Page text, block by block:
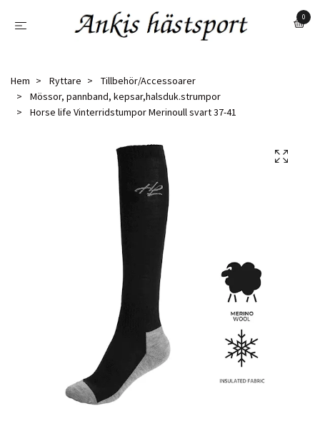
0
Hem Ryttare
Tillbehör/Accessoarer
Mössor, pannband, kepsar,halsduk.strumpor
Horse life Vinterridstumpor Merinoull svart 37-41